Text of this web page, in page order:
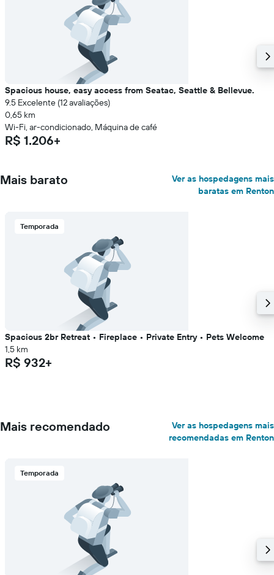
Spacious house, easy access from Seatac, Seattle & Bellevue.
9.5 Excelente (12 avaliações)
0,65 km
Wi-Fi, ar-condicionado, Máquina de café
R$ 1.206+
Mais barato
Ver as hospedagens mais
baratas em Renton
Temporada
Spacious 2br Retreat • Fireplace • Private Entry • Pets Welcome
1,5 km
R$ 932+
Mais recomendado
Ver as hospedagens mais
recomendadas em Renton
Temporada